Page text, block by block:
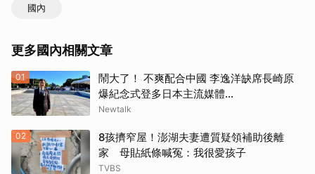
國內
更多國內相關文章
01
鬧大了！ 不爽配合中國 李逸洋缺席長崎原
爆紀念式登多日本主流媒體...
Newtalk
02
8孩擠窄屋！澎湖夫妻遭質疑領補助後離
家 母貼紙條喊冤：我很愛孩子
TVBS